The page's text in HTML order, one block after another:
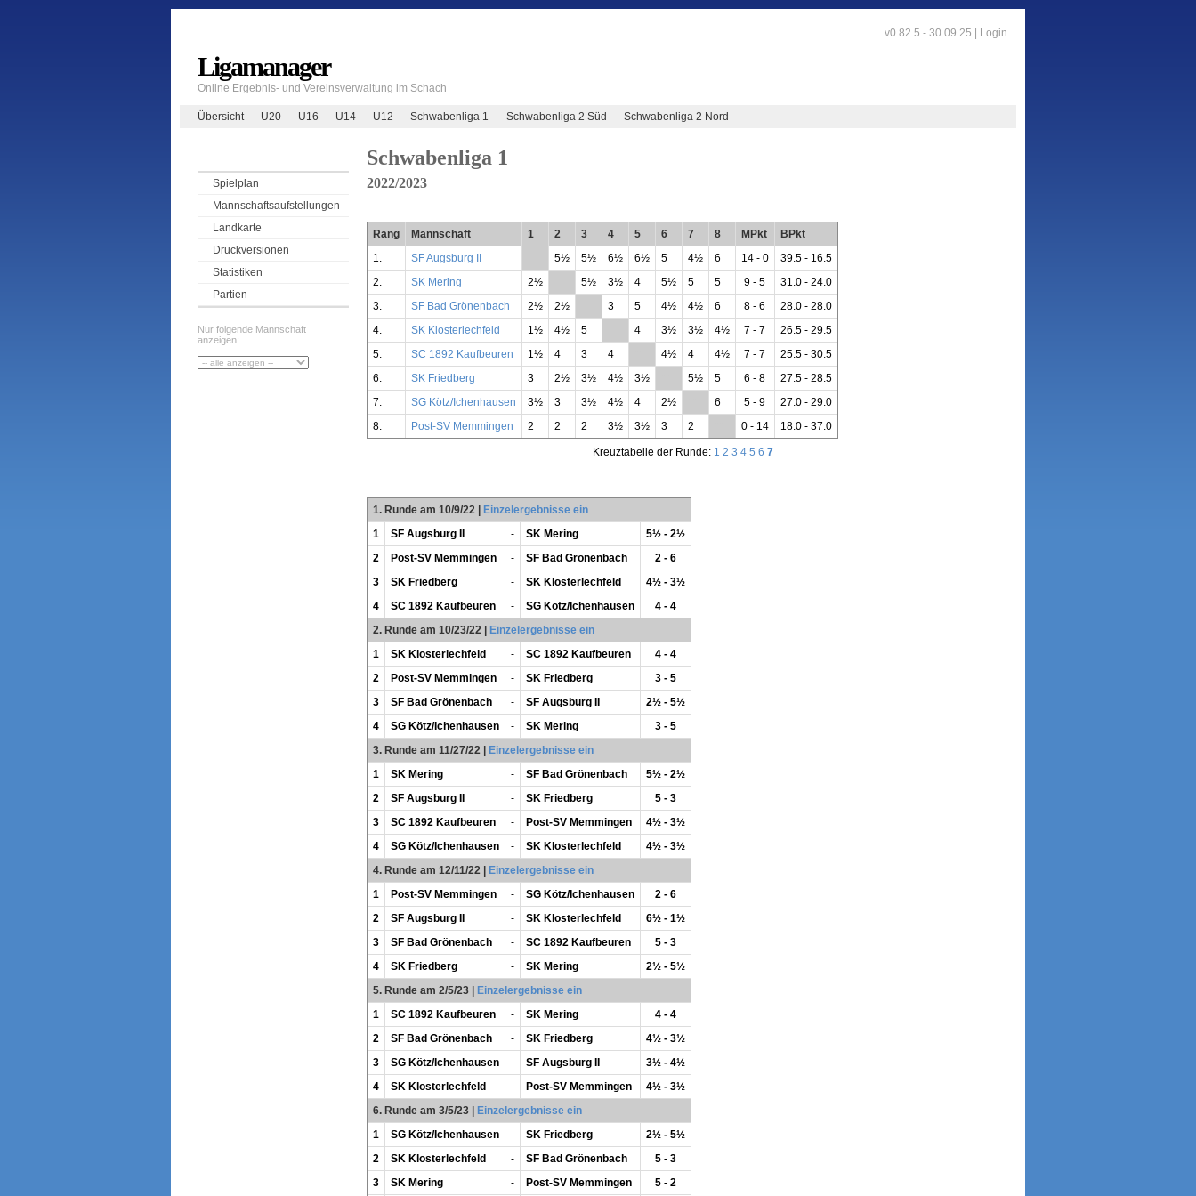
v0.82.5 - 30.09.25 | Login
Ligamanager
Online Ergebnis- und Vereinsverwaltung im Schach
Übersicht U20 U16 U14 U12 Schwabenliga 1 Schwabenliga 2 Süd Schwabenliga 2 Nord
Spielplan
Mannschaftsaufstellungen
Landkarte
Druckversionen
Statistiken
Partien
Nur folgende Mannschaft
anzeigen:
Schwabenliga 1
2022/2023
Rang Mannschaft 1 2 3 4 5 6 7 8 MPkt
BPkt
1.
SF Augsburg II 5½ 5½ 6½ 6½ 5 4½ 6 14 - 0
39.5 - 16.5
2.
SK Mering 2½ 5½ 3½ 4 5½ 5 5 9 - 5
31.0 - 24.0
3.
SF Bad Grönenbach 2½ 2½ 3 5 4½ 4½ 6 8 - 6
28.0 - 28.0
4.
SK Klosterlechfeld 1½ 4½ 5 4 3½ 3½ 4½ 7 - 7
26.5 - 29.5
5.
SC 1892 Kaufbeuren 1½ 4 3 4 4½ 4 4½ 7 - 7
25.5 - 30.5
6.
SK Friedberg 3 2½ 3½ 4½ 3½ 5½ 5 6 - 8
27.5 - 28.5
7.
SG Kötz/Ichenhausen 3½ 3 3½ 4½ 4 2½ 6 5 - 9
27.0 - 29.0
8.
Post-SV Memmingen 2 2 2 3½ 3½ 3 2 0 - 14 18.0 - 37.0
Kreuztabelle der Runde: 1 2 3 4 5 6 7
1. Runde am 10/9/22 | Einzelergebnisse ein
1
SF Augsburg II - SK Mering
5½ - 2½
2
Post-SV Memmingen - SF Bad Grönenbach
2 - 6
3
SK Friedberg - SK Klosterlechfeld
4½ - 3½
4
SC 1892 Kaufbeuren - SG Kötz/Ichenhausen
4 - 4
2. Runde am 10/23/22 | Einzelergebnisse ein
1
SK Klosterlechfeld - SC 1892 Kaufbeuren
4 - 4
2
Post-SV Memmingen - SK Friedberg
3 - 5
3
SF Bad Grönenbach - SF Augsburg II
2½ - 5½
4
SG Kötz/Ichenhausen - SK Mering
3 - 5
3. Runde am 11/27/22 | Einzelergebnisse ein
1
SK Mering - SF Bad Grönenbach
5½ - 2½
2
SF Augsburg II - SK Friedberg
5 - 3
3
SC 1892 Kaufbeuren - Post-SV Memmingen
4½ - 3½
4
SG Kötz/Ichenhausen - SK Klosterlechfeld
4½ - 3½
4. Runde am 12/11/22 | Einzelergebnisse ein
1
Post-SV Memmingen - SG Kötz/Ichenhausen
2 - 6
2
SF Augsburg II - SK Klosterlechfeld
6½ - 1½
3
SF Bad Grönenbach - SC 1892 Kaufbeuren
5 - 3
4
SK Friedberg - SK Mering
2½ - 5½
5. Runde am 2/5/23| Einzelergebnisse ein
1
SC 1892 Kaufbeuren - SK Mering
4 - 4
2
SF Bad Grönenbach - SK Friedberg
4½ - 3½
3
SG Kötz/Ichenhausen - SF Augsburg II
3½ - 4½
4
SK Klosterlechfeld - Post-SV Memmingen
4½ - 3½
6. Runde am 3/5/23| Einzelergebnisse ein
1
SG Kötz/Ichenhausen - SK Friedberg
2½ - 5½
2
SK Klosterlechfeld - SF Bad Grönenbach
5 - 3
3
SK Mering - Post-SV Memmingen 5 - 2